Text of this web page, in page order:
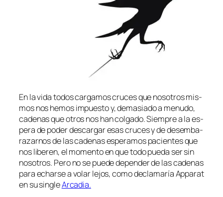
En la vi­da to­dos car­ga­mos cru­ces que no­so­tros mis­
mos nos he­mos im­pues­to y, de­ma­sia­do a me­nu­do,
ca­de­nas que otros nos han col­ga­do. Siempre a la es­
pe­ra de po­der des­car­gar esas cru­ces y de des­em­ba­
ra­zar­nos de las ca­de­nas es­pe­ra­mos pa­cien­tes que
nos li­be­ren, el mo­men­to en que to­do pue­da ser sin
no­so­tros. Pero no se pue­de de­pen­der de las ca­de­nas
pa­ra echar­se a vo­lar le­jos, co­mo de­cla­ma­ría Apparat
en su sin­gleArcadia.